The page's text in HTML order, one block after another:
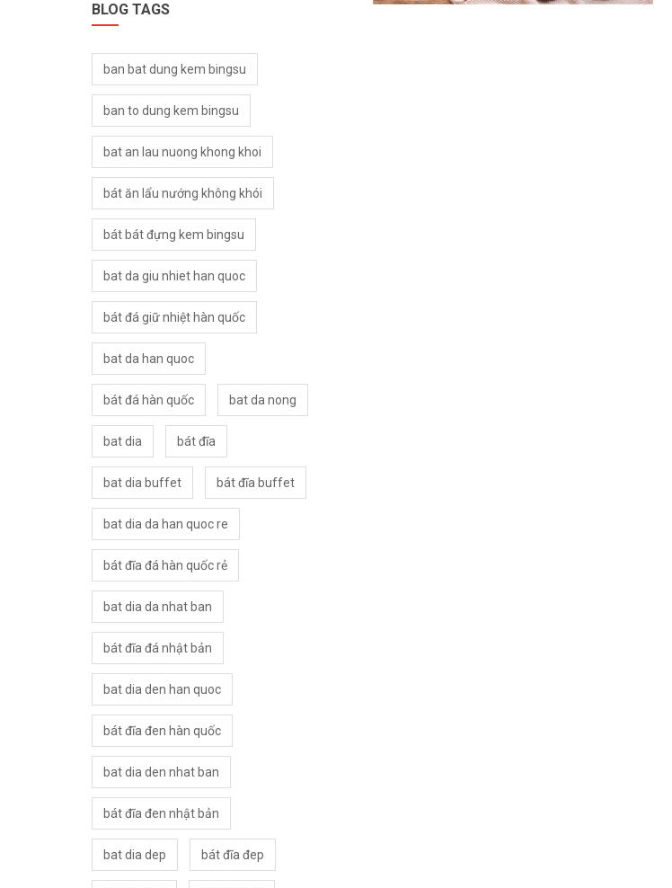
BLOG TAGS
ban bat dung kem bingsu
ban to dung kem bingsu
bat an lau nuong khong khoi
bát ăn lẩu nướng không khói
bát bát đựng kem bingsu
bat da giu nhiet han quoc
bát đá giữ nhiệt hàn quốc
bat da han quoc
bát đá hàn quốc bat da nong
bat dia bát đĩa
bat dia buffet bát đĩa buffet
bat dia da han quoc re
bát đĩa đá hàn quốc rẻ
bat dia da nhat ban
bát đĩa đá nhật bản
bat dia den han quoc
bát đĩa đen hàn quốc
bat dia den nhat ban
bát đĩa đen nhật bản
bat dia dep bát đĩa đep